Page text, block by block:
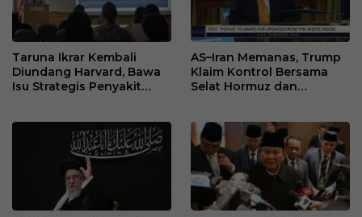
Taruna Ikrar Kembali
Diundang Harvard, Bawa
Isu Strategis Penyakit
AS–Iran Memanas, Trump
Klaim Kontrol Bersama
Selat Hormuz dan